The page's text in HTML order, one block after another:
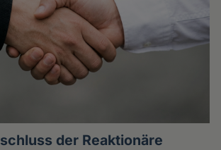
der Reaktionäre